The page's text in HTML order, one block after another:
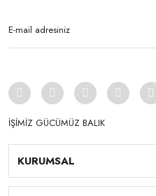
İŞİMİZ GÜCÜMÜZ BALIK
KURUMSAL